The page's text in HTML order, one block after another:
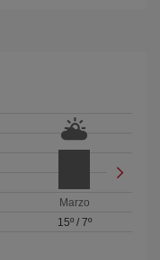
Marzo
15º/ 7º